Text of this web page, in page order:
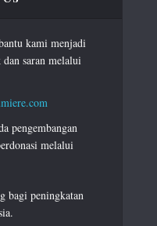
kami menjadi
saran melalui
pengembangan
melalui
bagi peningkatan